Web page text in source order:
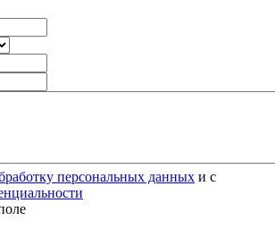
персональных данных и с